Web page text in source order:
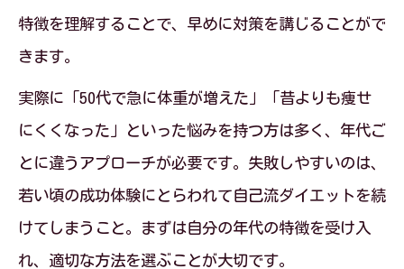
特徴を理解することで、早めに対策を講じることがで
きます。
実際に「50代で急に体重が増えた」「昔よりも痩せ
にくくなった」といった悩みを持つ方は多く、年代ご
とに違うアプローチが必要です。失敗しやすいのは、
若い頃の成功体験にとらわれて自己流ダイエットを続
けてしまうこと。まずは自分の年代の特徴を受け入
れ、適切な方法を選ぶことが大切です。